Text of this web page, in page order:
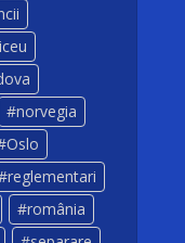
norvegia
Oslo
reglementari
românia